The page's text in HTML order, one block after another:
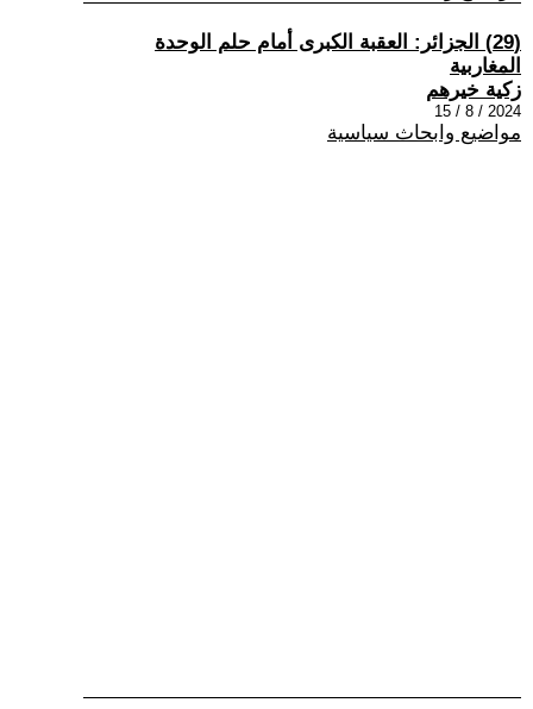
(29) الجزائر: العقبة الكبرى أمام حلم الوحدة
المغاربية
زكية خيرهم
2024 / 8 / 15
مواضيع وابحاث سياسية